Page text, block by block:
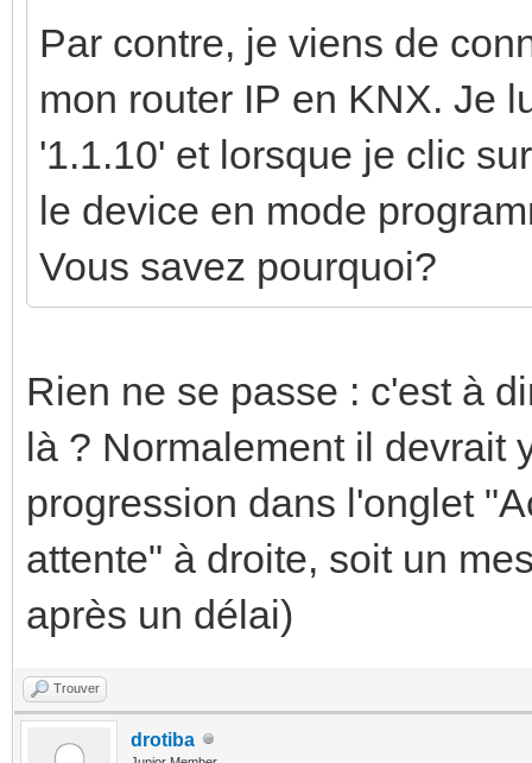
Par contre, je viens de
mon router IP en KNX. Je
'1.1.10' et lorsque je clic
le device en mode
Vous savez pourquoi?
Rien ne se passe : c'est à
là ? Normalement il devrait
progression dans l'onglet
attente" à droite, soit un
après un délai)
Trouver
drotiba